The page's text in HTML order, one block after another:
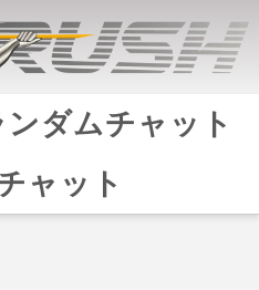
ンダムチャット
ャット